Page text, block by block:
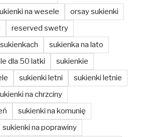
na wesele
orsay sukienki
reserved swetry
sukienkach
sukienka na lato
dla 50 latki
sukienkie
sukienki letni
sukienki letnie
na chrzciny
sukienki na komunię
sukienki na poprawiny